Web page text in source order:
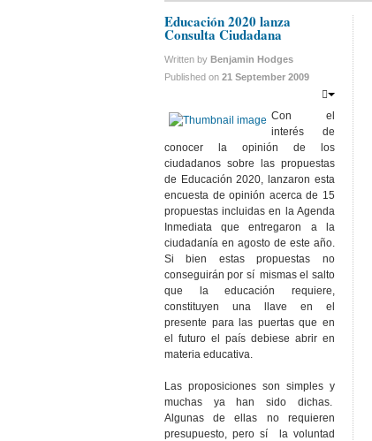
Educación 2020 lanza
Consulta Ciudadana
Written by Benjamin Hodges
Published on 21 September 2009
Con el
interés de
conocer la opinión de los
ciudadanos sobre las propuestas
de Educación 2020, lanzaron esta
encuesta de opinión acerca de 15
propuestas incluidas en la Agenda
Inmediata que entregaron a la
ciudadanía en agosto de este año.
Si bien estas propuestas no
conseguirán por sí mismas el salto
que la educación requiere,
constituyen una llave en el
presente para las puertas que en
el futuro el país debiese abrir en
materia educativa.
Las proposiciones son simples y
muchas ya han sido dichas.
Algunas de ellas no requieren
presupuesto, pero sí la voluntad